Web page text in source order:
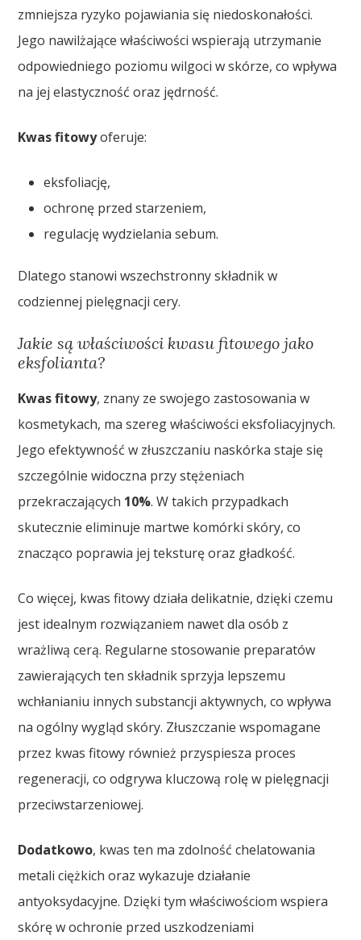
zmniejsza ryzyko pojawiania się niedoskonałości.
Jego nawilżające właściwości wspierają utrzymanie
odpowiedniego poziomu wilgoci w skórze, co wpływa
na jej elastyczność oraz jędrność.
Kwas fitowyoferuje:
eksfoliację,
ochronę przed starzeniem,
regulację wydzielania sebum.
Dlatego stanowi wszechstronny składnik w
codziennej pielęgnacji cery.
Jakie są właściwości kwasu fitowego jako
eksfolianta?
Kwas fitowy, znany ze swojego zastosowania w
kosmetykach, ma szereg właściwości eksfoliacyjnych.
Jego efektywność w złuszczaniu naskórka staje się
szczególnie widoczna przy stężeniach
przekraczających 10%. W takich przypadkach
skutecznie eliminuje martwe komórki skóry, co
znacząco poprawia jej teksturę oraz gładkość.
Co więcej, kwas fitowy działa delikatnie, dzięki czemu
jest idealnym rozwiązaniem nawet dla osób z
wrażliwą cerą. Regularne stosowanie preparatów
zawierających ten składnik sprzyja lepszemu
wchłanianiu innych substancji aktywnych, co wpływa
na ogólny wygląd skóry. Złuszczanie wspomagane
przez kwas fitowy również przyspiesza proces
regeneracji, co odgrywa kluczową rolę w pielęgnacji
przeciwstarzeniowej.
Dodatkowo, kwas ten ma zdolność chelatowania
metali ciężkich oraz wykazuje działanie
antyoksydacyjne. Dzięki tym właściwościom wspiera
skórę w ochronie przed uszkodzeniami